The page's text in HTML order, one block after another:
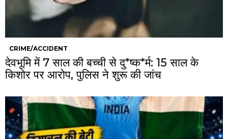
CRIME/ACCIDENT
देवभूमि में 7 साल की बच्ची से दु*ष्क*र्म: 15 साल के
किशोर पर आरोप, पुलिस ने शुरू की जांच